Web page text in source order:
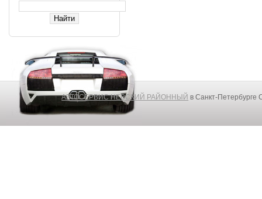
АВТОСЕРВИС НЕВСКИЙ РАЙОННЫЙ в Санкт-Петербурге